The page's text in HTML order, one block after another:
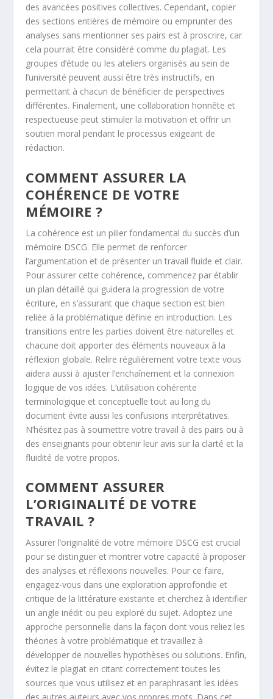
des avancées positives collectives. Cependant, copier
des sections entières de mémoire ou emprunter des
analyses sans mentionner ses pairs est à proscrire, car
cela pourrait être considéré comme du plagiat. Les
groupes d’étude ou les ateliers organisés au sein de
l’université peuvent aussi être très instructifs, en
permettant à chacun de bénéficier de perspectives
différentes. Finalement, une collaboration honnête et
respectueuse peut stimuler la motivation et offrir un
soutien moral pendant le processus exigeant de
rédaction.
COMMENT ASSURER LA
COHÉRENCE DE VOTRE
MÉMOIRE ?
La cohérence est un pilier fondamental du succès d’un
mémoire DSCG. Elle permet de renforcer
l’argumentation et de présenter un travail fluide et clair.
Pour assurer cette cohérence, commencez par établir
un plan détaillé qui guidera la progression de votre
écriture, en s’assurant que chaque section est bien
reliée à la problématique définie en introduction. Les
transitions entre les parties doivent être naturelles et
chacune doit apporter des éléments nouveaux à la
réflexion globale. Relire régulièrement votre texte vous
aidera aussi à ajuster l’enchaînement et la connexion
logique de vos idées. L’utilisation cohérente
terminologique et conceptuelle tout au long du
document évite aussi les confusions interprétatives.
N’hésitez pas à soumettre votre travail à des pairs ou à
des enseignants pour obtenir leur avis sur la clarté et la
fluidité de votre propos.
COMMENT ASSURER
L’ORIGINALITÉ DE VOTRE
TRAVAIL ?
Assurer l’originalité de votre mémoire DSCG est crucial
pour se distinguer et montrer votre capacité à proposer
des analyses et réflexions nouvelles. Pour ce faire,
engagez-vous dans une exploration approfondie et
critique de la littérature existante et cherchez à identifier
un angle inédit ou peu exploré du sujet. Adoptez une
approche personnelle dans la façon dont vous reliez les
théories à votre problématique et travaillez à
développer de nouvelles hypothèses ou solutions. Enfin,
évitez le plagiat en citant correctement toutes les
sources que vous utilisez et en paraphrasant les idées